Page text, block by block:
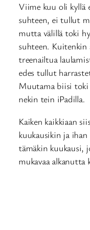
Viime kuu oli kyllä
suhteen, ei tullut
mutta välillä toki
suhteen.
treenailtua
edes tullut
Muutama biisi
nekin tein iPadilla.
Kaiken kaikkiaan
kuukausikin ja ihan
tämäkin kuukausi,
mukavaa alkanutta